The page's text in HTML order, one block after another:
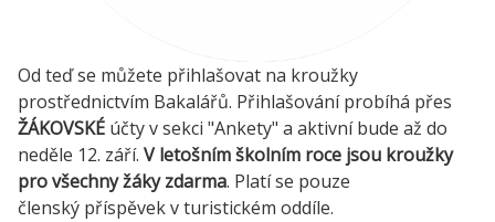
Od teď se můžete přihlašovat na kroužky
prostřednictvím Bakalářů. Přihlašování probíhá přes
ŽÁKOVSKÉ účty v sekci "Ankety" a aktivní bude až do
neděle 12. září. V letošním školním roce jsou kroužky
pro všechny žáky zdarma. Platí se pouze
členský příspěvek v turistickém oddíle.